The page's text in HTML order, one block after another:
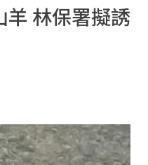
林保署擬誘